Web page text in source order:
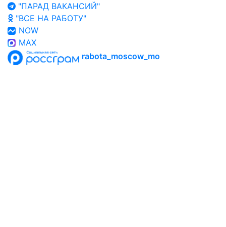
"ПАРАД ВАКАНСИЙ"
"ВСЕ НА РАБОТУ"
NOW
MAX
rabota_moscow_mo